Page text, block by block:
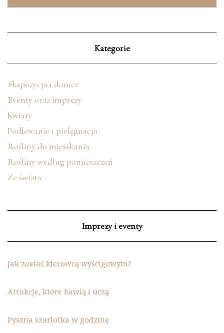
Kategorie
Ekspozycja i donice
Eventy oraz imprezy
Kwiaty
Podlewanie i pielęgnacja
Rośliny do mieszkania
Rośliny według pomieszczeń
Ze świata
Imprezy i eventy
Jak zostać kierowcą wyścigowym?
Atrakcje, które bawią i uczą
Pyszna szarlotka w godzinę